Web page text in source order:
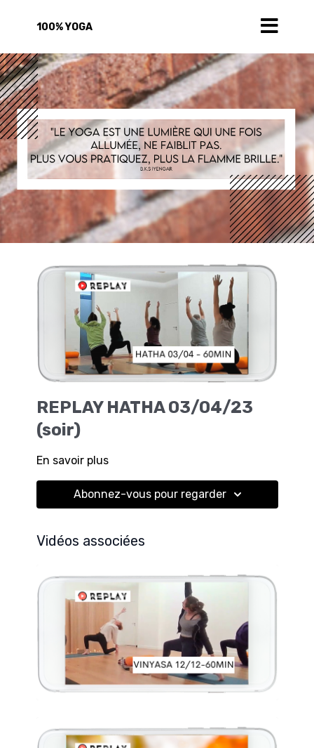
100% YOGA
REPLAY HATHA 03/04/23
(soir)
En savoir plus
Abonnez-vous pour regarder
Vidéos associées